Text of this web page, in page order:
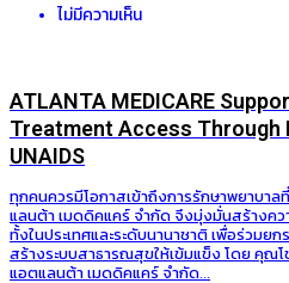
ไม่มีความเห็น
ATLANTA MEDICARE
Treatment Access
UNAIDS
ทุกคนควรมีโอกาสเข้าถึงการรักษาพยาบา
แลนต้า เมดดิคแคร์ จำกัด จึงมุ่งมั่นสร้างค
ทั้งในประเทศและระดับนานาชาติ เพื่อร่วม
สร้างระบบสาธารณสุขให้เข้มแข็ง โดย คุณ
แอตแลนต้า เมดดิคแคร์ จำกัด...